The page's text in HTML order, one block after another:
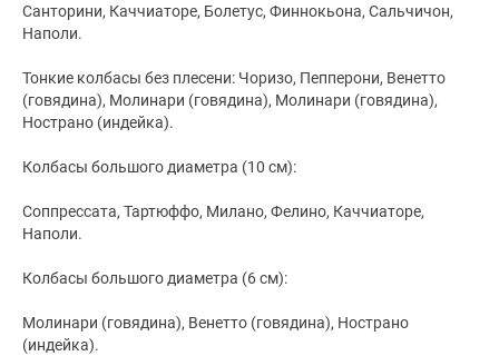
Санторини, Каччиаторе, Болетус, Финнокьона, Сальчичон,
Наполи.
Тонкие колбасы без плесени: Чоризо, Пепперони, Венетто
(говядина), Молинари (говядина), Молинари (говядина),
Нострано (индейка).
Колбасы большого диаметра (10 см):
Соппрессата, Тартюффо, Милано, Фелино, Каччиаторе,
Наполи.
Колбасы большого диаметра (6 см):
Молинари (говядина), Венетто (говядина), Нострано
(индейка).